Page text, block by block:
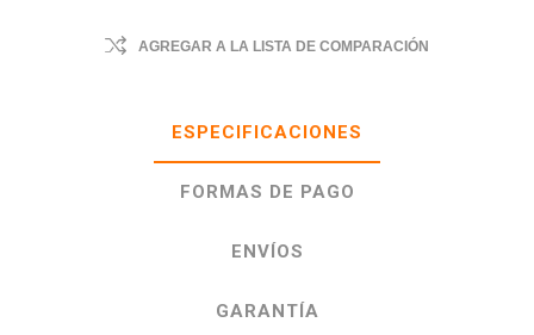
AGREGAR A LA LISTA DE COMPARACIÓN
ESPECIFICACIONES
FORMAS DE PAGO
ENVÍOS
GARANTÍA